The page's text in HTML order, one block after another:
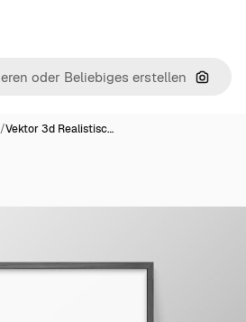
Nach
/Vektor 3d Realistisc…